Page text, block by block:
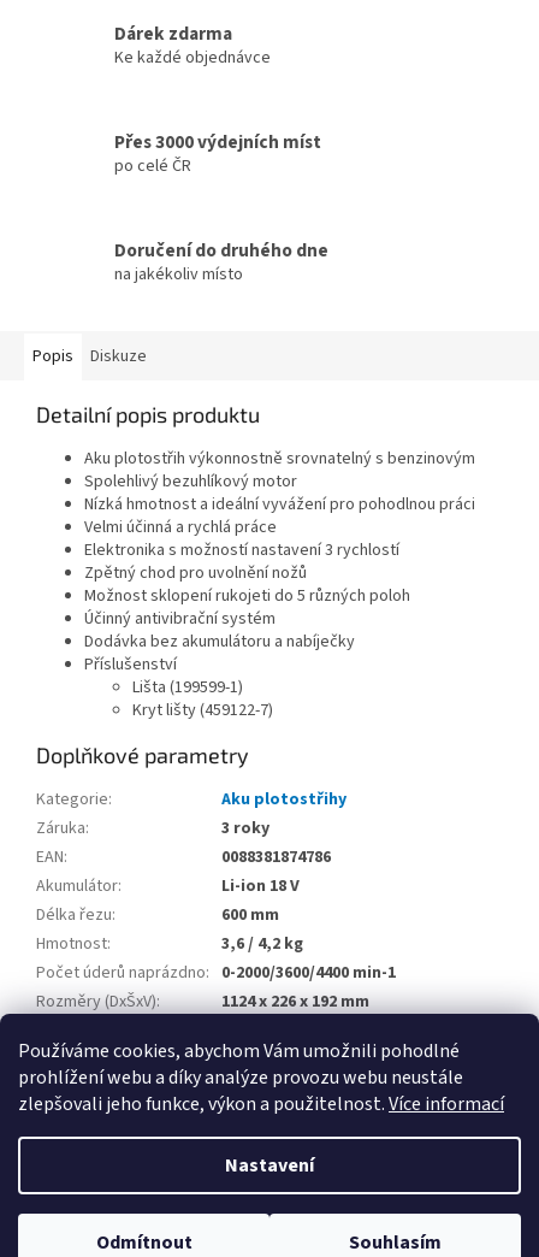
Používáme cookies, abychom Vám umožnili pohodlné
prohlížení webu a díky analýze provozu webu neustále
zlepšovali jeho funkce, výkon a použitelnost.Více informací
Nastavení
Odmítnout Souhlasím
Dárek zdarma
Ke každé objednávce
Přes 3000 výdejních míst
po celé ČR
Doručení do druhého dne
na jakékoliv místo
Popis Diskuze
Detailní popis produktu
Aku plotostřih výkonnostně srovnatelný s benzinovým
Spolehlivý bezuhlíkový motor
Nízká hmotnost a ideální vyvážení pro pohodlnou práci
Velmi účinná a rychlá práce
Elektronika s možností nastavení 3 rychlostí
Zpětný chod pro uvolnění nožů
Možnost sklopení rukojeti do 5 různých poloh
Účinný antivibrační systém
Dodávka bez akumulátoru a nabíječky
Příslušenství
Lišta (199599-1)
Kryt lišty (459122-7)
Doplňkové parametry
Kategorie:
Aku plotostřihy
Záruka:
3 roky
EAN:
0088381874786
Akumulátor:
Li-ion 18 V
Délka řezu:
600 mm
Hmotnost:
3,6 / 4,2 kg
Počet úderů naprázdno: 0-2000/3600/4400 min-1
Rozměry (DxŠxV):
1124 x 226 x 192 mm
Copyright 2026Petek. Všechna práva vyhrazena.Upravit nastavení